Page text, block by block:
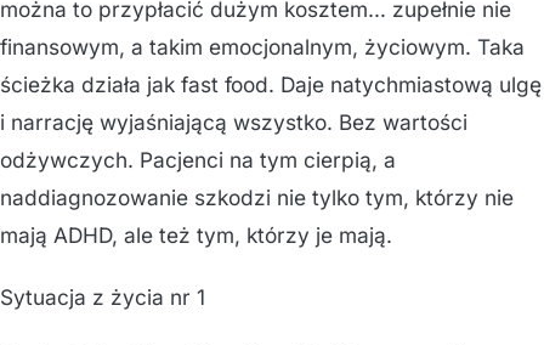
można to przypłacić dużym kosztem… zupełnie nie
finansowym, a takim emocjonalnym, życiowym. Taka
ścieżka działa jak fast food. Daje natychmiastową ulgę
i narrację wyjaśniającą wszystko. Bez wartości
odżywczych. Pacjenci na tym cierpią, a
naddiagnozowanie szkodzi nie tylko tym, którzy nie
mają ADHD, ale też tym, którzy je mają.
Sytuacja z życia nr 1